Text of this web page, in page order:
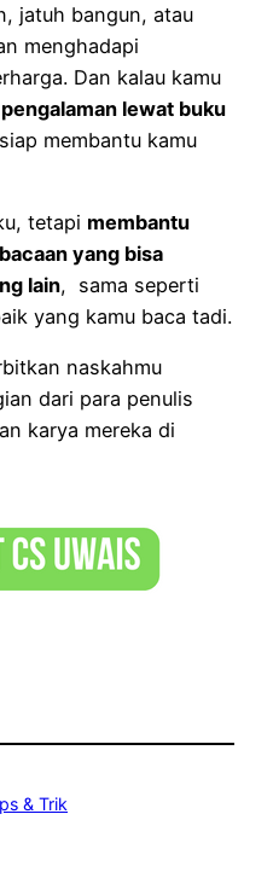
jatuh bangun, atau
menghadapi
Dan kalau kamu
lewat buku
siap membantu kamu
tetapi membantu
yang bisa
lain, sama seperti
yang kamu baca tadi.
naskahmu
dari para penulis
karya mereka di
& Trik